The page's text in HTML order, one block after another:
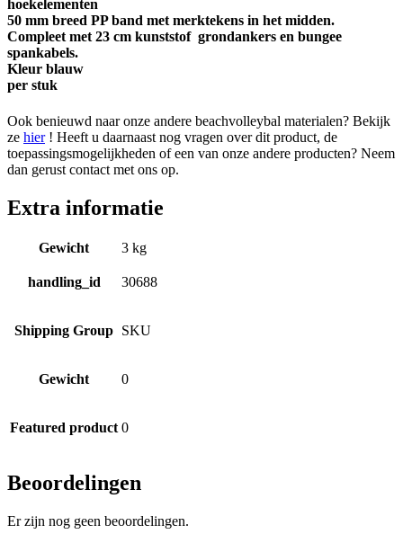
hoekelementen
50 mm breed PP band met merktekens in het midden.
Compleet met 23 cm kunststof grondankers en bungee
spankabels.
Kleur blauw
per stuk
Ook benieuwd naar onze andere beachvolleybal materialen? Bekijk
ze hier! Heeft u daarnaast nog vragen over dit product, de
toepassingsmogelijkheden of een van onze andere producten? Neem
dan gerust contact met ons op.
Extra informatie
Gewicht 3 kg
handling_id 30688
Shipping Group SKU
Gewicht 0
Featured product 0
Beoordelingen
Er zijn nog geen beoordelingen.